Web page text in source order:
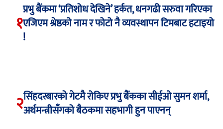
१
प्रभु बैंकमा ‘प्रतिशोध देखिने’ हर्कत, धनगढी सरुवा गरिएका
एजिएम श्रेष्ठको नाम र फोटो नै व्यवस्थापन टिमबाट हटाइयो
!
२सिंहदरबारको गेटमै रोकिए प्रभु बैंकका सीईओ सुमन शर्मा,
अर्थमन्त्रीसँगको बैठकमा सहभागी हुन पाएनन्